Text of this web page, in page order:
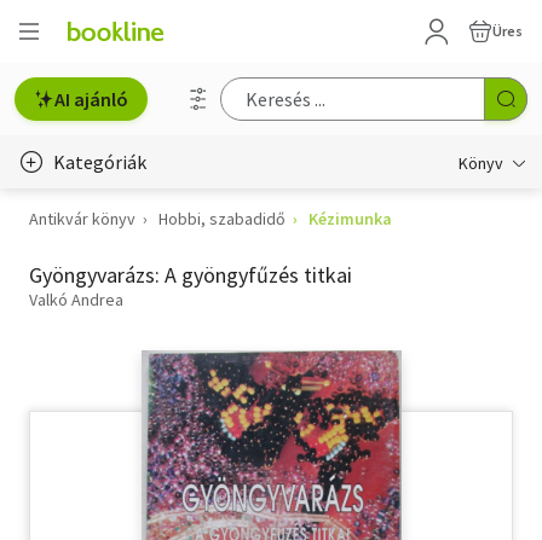
Üres
AI ajánló
Kategóriák Könyv
Életmód, egészség
Erotika
Hobbi, szabadidő
Antikvár könyv Hobbi, szabadidő Kézimunka
Gyöngyvarázs: A gyöngyfűzés titkai
Valkó Andrea